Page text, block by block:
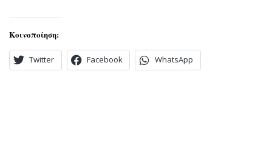
Κοινοποίηση:
Twitter Facebook WhatsApp